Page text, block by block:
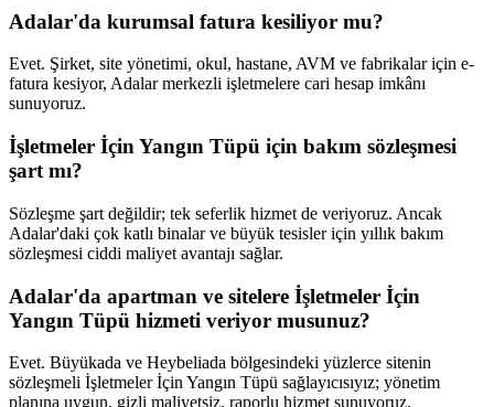
Adalar'da kurumsal fatura kesiliyor mu?
Evet. Şirket, site yönetimi, okul, hastane, AVM ve fabrikalar için e-
fatura kesiyor, Adalar merkezli işletmelere cari hesap imkânı
sunuyoruz.
İşletmeler İçin Yangın Tüpü için bakım sözleşmesi
şart mı?
Sözleşme şart değildir; tek seferlik hizmet de veriyoruz. Ancak
Adalar'daki çok katlı binalar ve büyük tesisler için yıllık bakım
sözleşmesi ciddi maliyet avantajı sağlar.
Adalar'da apartman ve sitelere İşletmeler İçin
Yangın Tüpü hizmeti veriyor musunuz?
Evet. Büyükada ve Heybeliada bölgesindeki yüzlerce sitenin
sözleşmeli İşletmeler İçin Yangın Tüpü sağlayıcısıyız; yönetim
planına uygun, gizli maliyetsiz, raporlu hizmet sunuyoruz.